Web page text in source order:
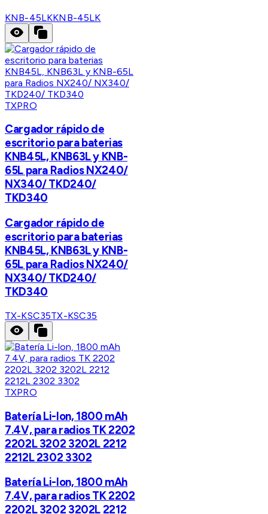
KNB-45LKKNB-45LK
TXPRO
Cargador rápido de
escritorio para baterias
KNB45L, KNB63L y KNB-
65L para Radios NX240/
NX340/ TKD240/
TKD340
Cargador rápido de
escritorio para baterias
KNB45L, KNB63L y KNB-
65L para Radios NX240/
NX340/ TKD240/
TKD340
TX-KSC35TX-KSC35
TXPRO
Batería Li-lon, 1800 mAh
7.4V, para radios TK 2202
2202L 3202 3202L 2212
2212L 2302 3302
Batería Li-lon, 1800 mAh
7.4V, para radios TK 2202
2202L 3202 3202L 2212